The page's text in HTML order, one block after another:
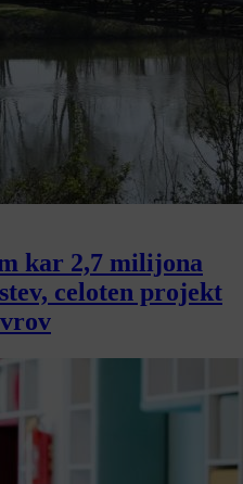
kar 2,7 milijona
celoten projekt